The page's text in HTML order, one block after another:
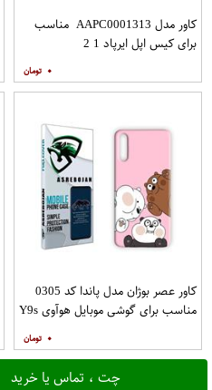
چت ، تماس یا خرید
کاور مدل AAPC0001313 مناسب
برای کیس اپل ایرپاد 1 2
۰
کاور عصر بوژان مدل پاندا کد 0305
مناسب برای گوشی موبایل هوآوی Y9s
۰